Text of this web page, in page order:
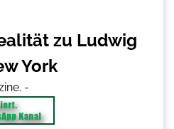
zu Ludwig
York
-